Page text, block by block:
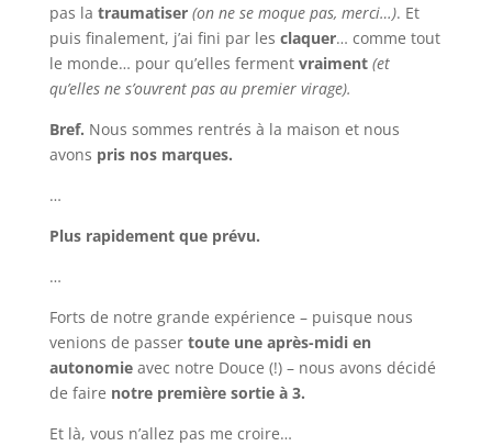
pas la traumatiser (on ne se moque pas, merci…). Et
puis finalement, j’ai fini par les claquer… comme tout
le monde… pour qu’elles ferment vraiment(et
qu’elles ne s’ouvrent pas au premier virage).
Bref. Nous sommes rentrés à la maison et nous
avons pris nos marques.
…
Plus rapidement que prévu.
…
Forts de notre grande expérience – puisque nous
venions de passer toute une après-midi en
autonomie avec notre Douce (!) – nous avons décidé
de faire notre première sortie à 3.
Et là, vous n’allez pas me croire…